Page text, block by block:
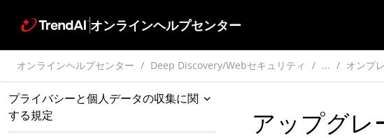
オンラインヘルプセンター
オンラインヘルプセンター Deep Discovery/Webセキュリティ ... オンプ
プライバシーと個人データの収集に関
する規定
アップグレ